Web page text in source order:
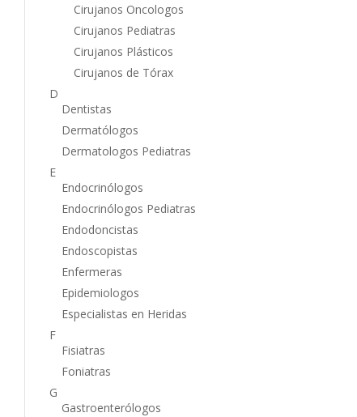
Cirujanos Oncologos
Cirujanos Pediatras
Cirujanos Plásticos
Cirujanos de Tórax
D
Dentistas
Dermatólogos
Dermatologos Pediatras
E
Endocrinólogos
Endocrinólogos Pediatras
Endodoncistas
Endoscopistas
Enfermeras
Epidemiologos
Especialistas en Heridas
F
Fisiatras
Foniatras
G
Gastroenterólogos